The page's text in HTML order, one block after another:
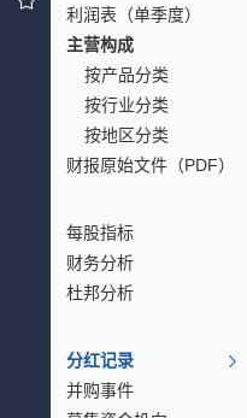
利润表（单季度）
主营构成
按产品分类
按行业分类
按地区分类
财报原始文件（PDF）
每股指标
财务分析
杜邦分析
分红记录
并购事件